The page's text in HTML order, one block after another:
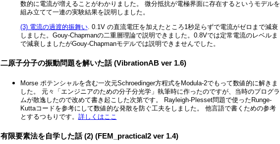
数的に電流が増えることがわかりました。 微分抵抗が電極界面に存在するというモデルを
組み立てて一連の実験結果を説明しました。
(3) 電流の過渡的振舞い. 0.1V の直流電圧を加えたところ1秒足らずで電流がゼロまで減衰
しました。Gouy-Chapmanの二重層理論で説明できました。0.8Vでは定常電流のレベルま
で減衰しましたがGouy-Chapmanモデルでは説明できませんでした。
二原子分子の振動問題を解いた話 (VibrationAB ver 1.6)
Morse ポテンシャルを含む一次元Schroedinger方程式をModula-2でもって数値的に解きま
した。 元々「エンジニアのための分子分光学」執筆時に作ったのですが、当時のプログラ
ムが散逸したので改めて書き起こした次第です。 Rayleigh-Plesset問題で使ったRunge-
Kuttaコードを参考にして数値的な発散を防ぐ工夫をしました。 他言語で書くための参考
とするつもりです。 詳しくはここ
有限要素法を自学した話 (2) (FEM_practical2 ver 1.4)